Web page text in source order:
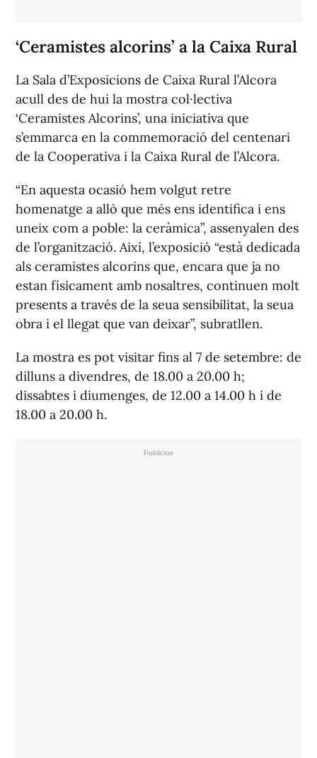
‘Ceramistes alcorins’ a la Caixa Rural
La Sala d’Exposicions de Caixa Rural l’Alcora
acull des de hui la mostra col·lectiva
‘Ceramistes Alcorins’, una iniciativa que
s’emmarca en la commemoració del centenari
de la Cooperativa i la Caixa Rural de l’Alcora.
“En aquesta ocasió hem volgut retre
homenatge a allò que més ens identifica i ens
uneix com a poble: la ceràmica”, assenyalen des
de l’organització. Així, l’exposició “està dedicada
als ceramistes alcorins que, encara que ja no
estan físicament amb nosaltres, continuen molt
presents a través de la seua sensibilitat, la seua
obra i el llegat que van deixar”, subratllen.
La mostra es pot visitar fins al 7 de setembre: de
dilluns a divendres, de 18.00 a 20.00 h;
dissabtes i diumenges, de 12.00 a 14.00 h i de
18.00 a 20.00 h.